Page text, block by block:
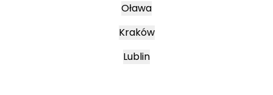
Oława
Kraków
Lublin